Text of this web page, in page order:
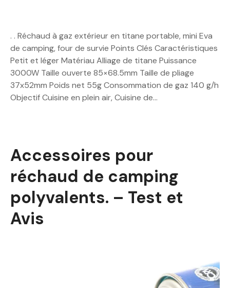
. . Réchaud à gaz extérieur en titane portable, mini Eva
de camping, four de survie Points Clés Caractéristiques
Petit et léger Matériau Alliage de titane Puissance
3000W Taille ouverte 85×68.5mm Taille de pliage
37x52mm Poids net 55g Consommation de gaz 140 g/h
Objectif Cuisine en plein air, Cuisine de…
Accessoires pour
réchaud de camping
polyvalents. – Test et
Avis